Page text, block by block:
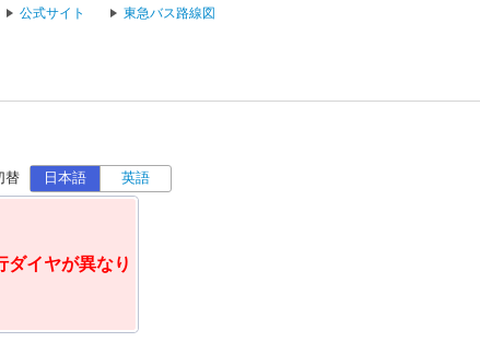
公式サイト 東急バス路線図
替 日本語 英語
ダイヤが異なり